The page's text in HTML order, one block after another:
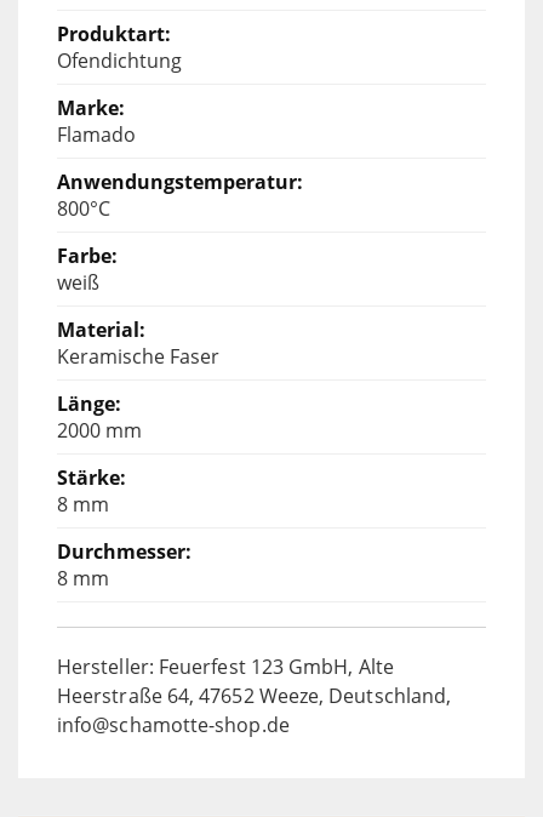
Ofendichtung
Flamado
800°C
weiß
Keramische Faser
2000 mm
8 mm
8 mm
Hersteller: Feuerfest 123 GmbH, Alte
Heerstraße 64, 47652 Weeze, Deutschland,
info@schamotte-shop.de